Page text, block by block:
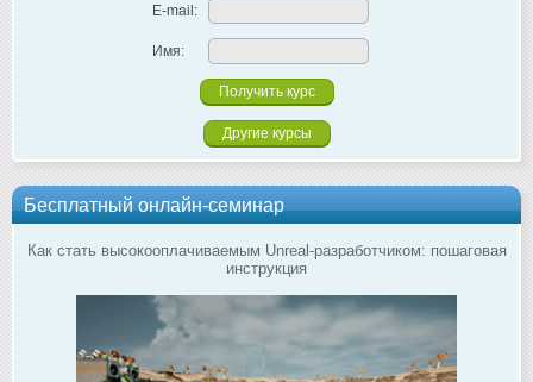
E-mail:
Имя:
Другие курсы
Бесплатный онлайн-семинар
Как стать высокооплачиваемым Unreal-разработчиком: пошаговая
инструкция